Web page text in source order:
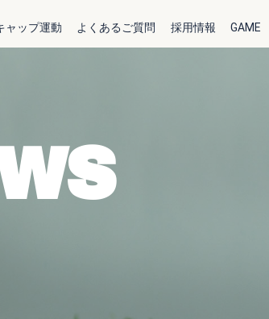
ャップ運動 よくあるご質問 採用情報 GAME